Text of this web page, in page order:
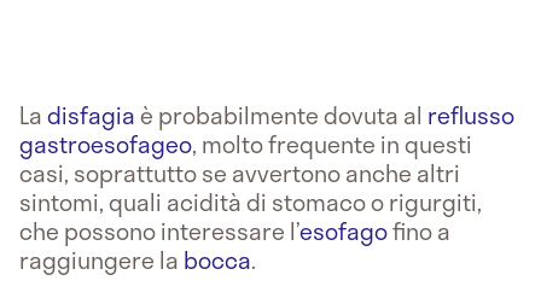
Ladisfagiaè probabilmente dovuta al reflusso
gastroesofageo, molto frequente in questi
casi, soprattutto se avvertono anche altri
sintomi, quali acidità di stomaco o rigurgiti,
che possono interessare l’esofagofino a
raggiungere la bocca.